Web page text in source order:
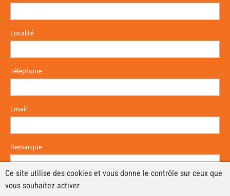
Localité
Téléphone
Email
Remarque
Ce site utilise des cookies et vous donne le contrôle sur ceux que
vous souhaitez activer